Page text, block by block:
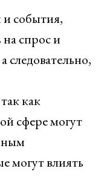
события,
спрос и
следовательно,
как
сфере могут
могут влиять